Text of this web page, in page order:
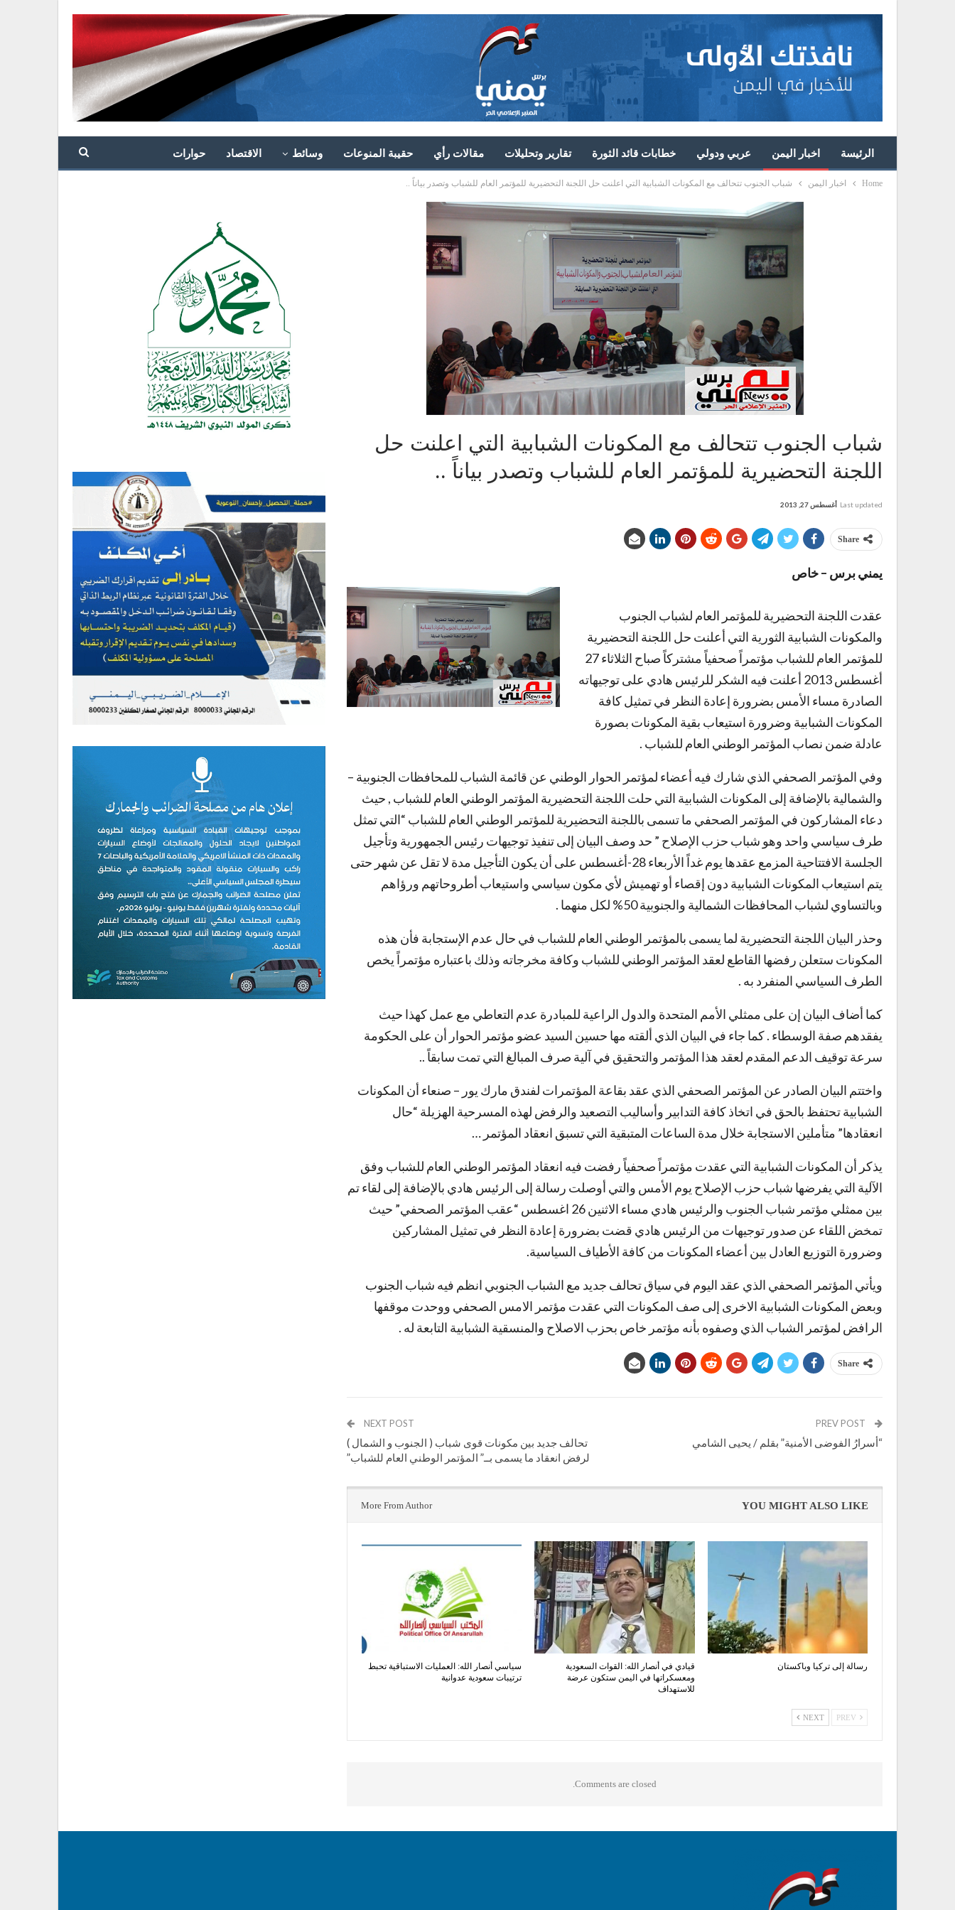
الرئيسة اخبار اليمن عربي ودولي خطابات قائد الثورة تقارير وتحليلات مقالات رأي حقيبة المنوعات وسائط الاقتصاد حوارات
Home اخبار اليمن شباب الجنوب تتحالف مع المكونات الشبابية التي اعلنت حل اللجنة التحضيرية للمؤتمر العام للشباب وتصدر بياناً ..
شباب الجنوب تتحالف مع المكونات الشبابية التي اعلنت حل
اللجنة التحضيرية للمؤتمر العام للشباب وتصدر بياناً ..
Last updated أغسطس 27, 2013
Share
يمني برس – خاص
عقدت اللجنة التحضيرية للمؤتمر العام لشباب الجنوب
والمكونات الشبابية الثورية التي أعلنت حل اللجنة التحضيرية
للمؤتمر العام للشباب مؤتمراً صحفياً مشتركاً صباح الثلاثاء 27
أغسطس 2013 أعلنت فيه الشكر للرئيس هادي على توجيهاته
الصادرة مساء الأمس بضرورة إعادة النظر في تمثيل كافة
المكونات الشبابية وضرورة استيعاب بقية المكونات بصورة
عادلة ضمن نصاب المؤتمر الوطني العام للشباب .
وفي المؤتمر الصحفي الذي شارك فيه أعضاء لمؤتمر الحوار الوطني عن قائمة الشباب للمحافظات الجنوبية –
والشمالية بالإضافة إلى المكونات الشبابية التي حلت اللجنة التحضيرية المؤتمر الوطني العام للشباب , حيث
دعاء المشاركون في المؤتمر الصحفي ما تسمى باللجنة التحضيرية للمؤتمر الوطني العام للشباب “التي تمثل
طرف سياسي واحد وهو شباب حزب الإصلاح ” حد وصف البيان إلى تنفيذ توجيهات رئيس الجمهورية وتأجيل
الجلسة الافتتاحية المزمع عقدها يوم غداً الأربعاء 28-أغسطس على أن يكون التأجيل مدة لا تقل عن شهر حتى
يتم استيعاب المكونات الشبابية دون إقصاء أو تهميش لأي مكون سياسي واستيعاب أطروحاتهم ورؤاهم
وبالتساوي لشباب المحافظات الشمالية والجنوبية 50% لكل منهما .
وحذر البيان اللجنة التحضيرية لما يسمى بالمؤتمر الوطني العام للشباب في حال عدم الإستجابة فأن هذه
المكونات ستعلن رفضها القاطع لعقد المؤتمر الوطني للشباب وكافة مخرجاته وذلك باعتباره مؤتمراً يخص
الطرف السياسي المنفرد به .
كما أضاف البيان إن على ممثلي الأمم المتحدة والدول الراعية للمبادرة عدم التعاطي مع عمل كهذا حيث
يفقدهم صفة الوسطاء . كما جاء في البيان الذي ألقته مها حسين السيد عضو مؤتمر الحوار أن على الحكومة
سرعة توقيف الدعم المقدم لعقد هذا المؤتمر والتحقيق في آلية صرف المبالغ التي تمت سابقاً ..
واختتم البيان الصادر عن المؤتمر الصحفي الذي عقد بقاعة المؤتمرات لفندق مارك يور – صنعاء أن المكونات
الشبابية تحتفظ بالحق في اتخاذ كافة التدابير وأساليب التصعيد والرفض لهذه المسرحية الهزيلة “حال
انعقادها” متأملين الاستجابة خلال مدة الساعات المتبقية التي تسبق انعقاد المؤتمر …
يذكر أن المكونات الشبابية التي عقدت مؤتمراً صحفياً رفضت فيه انعقاد المؤتمر الوطني العام للشباب وفق
الآلية التي يفرضها شباب حزب الإصلاح يوم الأمس والتي أوصلت رسالة إلى الرئيس هادي بالإضافة إلى لقاء تم
بين ممثلي مؤتمر شباب الجنوب والرئيس هادي مساء الاثنين 26 اغسطس “عقب المؤتمر الصحفي” حيث
تمخض اللقاء عن صدور توجيهات من الرئيس هادي قضت بضرورة إعادة النظر في تمثيل المشاركين
وضرورة التوزيع العادل بين أعضاء المكونات من كافة الأطياف السياسية.
ويأتي المؤتمر الصحفي الذي عقد اليوم في سياق تحالف جديد مع الشباب الجنوبي انظم فيه شباب الجنوب
وبعض المكونات الشبابية الاخرى إلى صف المكونات التي عقدت مؤتمر الامس الصحفي ووحدت موقفها
الرافض لمؤتمر الشباب الذي وصفوه بأنه مؤتمر خاص بحزب الاصلاح والمنسقية الشبابية التابعة له .
Share
“أسرارُ الفوضى الأمنية” بقلم / يحيى الشامي
NEXT POST
تحالف جديد بين مكونات قوى شباب ( الجنوب و الشمال )
لرفض انعقاد ما يسمى بــ” المؤتمر الوطني العام للشباب”
YOU MIGHT ALSO LIKE
More From Author
رسالة إلى تركيا وباكستان
قيادي في أنصار الله: القوات السعودية
ومعسكراتها في اليمن ستكون عرضة
للاستهداف
سياسي أنصار الله: العمليات الاستباقية تحبط
ترتيبات سعودية عدوانية
NEXT
Comments are closed.